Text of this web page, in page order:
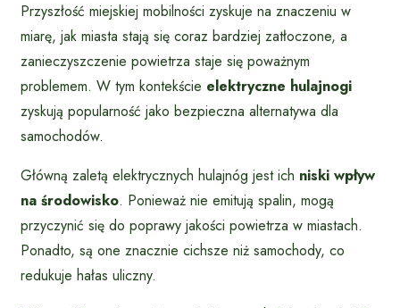
Przyszłość miejskiej mobilności zyskuje na znaczeniu w
miarę, jak miasta stają się coraz bardziej zatłoczone, a
zanieczyszczenie powietrza staje się poważnym
problemem. W tym kontekście elektryczne hulajnogi
zyskują popularność jako bezpieczna alternatywa dla
samochodów.
Główną zaletą elektrycznych hulajnóg jest ich niski wpływ
na środowisko. Ponieważ nie emitują spalin, mogą
przyczynić się do poprawy jakości powietrza w miastach.
Ponadto, są one znacznie cichsze niż samochody, co
redukuje hałas uliczny.